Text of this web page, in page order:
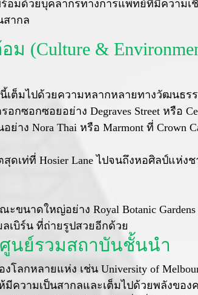
มด้วยบุคลากรทางการแพทย์ที่มีความ
สากล
(Culture &
เต็มไปด้วยความหลากหลายทางวัฒนธ
ซอกซอยอย่าง Degraves Street หรือ
าง Nora Thai หรือ Marmont ที่ Crown
ท่ที่ Hosier Lane ไปจนถึงหอศิลป์แห่งช
ขนาดใหญ่อย่าง Royal Botanic
เบิร์น ที่ถ่ายรูปสวยอีกด้วย
ศูนย์รวมสถาบันชั้นนำ
ลกหลายแห่ง เช่น University of
ห้มีความเป็นสากลและเต็มไปด้วยพลัง